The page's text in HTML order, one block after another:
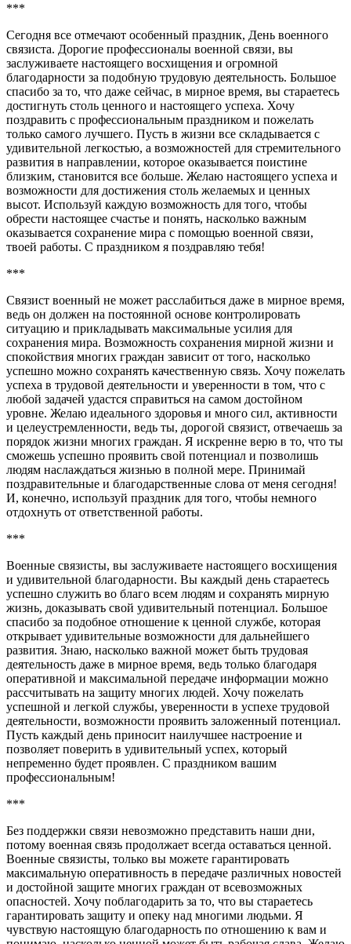
***
Сегодня все отмечают особенный праздник, День военного
связиста. Дорогие профессионалы военной связи, вы
заслуживаете настоящего восхищения и огромной
благодарности за подобную трудовую деятельность. Большое
спасибо за то, что даже сейчас, в мирное время, вы стараетесь
достигнуть столь ценного и настоящего успеха. Хочу
поздравить с профессиональным праздником и пожелать
только самого лучшего. Пусть в жизни все складывается с
удивительной легкостью, а возможностей для стремительного
развития в направлении, которое оказывается поистине
близким, становится все больше. Желаю настоящего успеха и
возможности для достижения столь желаемых и ценных
высот. Используй каждую возможность для того, чтобы
обрести настоящее счастье и понять, насколько важным
оказывается сохранение мира с помощью военной связи,
твоей работы. С праздником я поздравляю тебя!
***
Связист военный не может расслабиться даже в мирное время,
ведь он должен на постоянной основе контролировать
ситуацию и прикладывать максимальные усилия для
сохранения мира. Возможность сохранения мирной жизни и
спокойствия многих граждан зависит от того, насколько
успешно можно сохранять качественную связь. Хочу пожелать
успеха в трудовой деятельности и уверенности в том, что с
любой задачей удастся справиться на самом достойном
уровне. Желаю идеального здоровья и много сил, активности
и целеустремленности, ведь ты, дорогой связист, отвечаешь за
порядок жизни многих граждан. Я искренне верю в то, что ты
сможешь успешно проявить свой потенциал и позволишь
людям наслаждаться жизнью в полной мере. Принимай
поздравительные и благодарственные слова от меня сегодня!
И, конечно, используй праздник для того, чтобы немного
отдохнуть от ответственной работы.
***
Военные связисты, вы заслуживаете настоящего восхищения
и удивительной благодарности. Вы каждый день стараетесь
успешно служить во благо всем людям и сохранять мирную
жизнь, доказывать свой удивительный потенциал. Большое
спасибо за подобное отношение к ценной службе, которая
открывает удивительные возможности для дальнейшего
развития. Знаю, насколько важной может быть трудовая
деятельность даже в мирное время, ведь только благодаря
оперативной и максимальной передаче информации можно
рассчитывать на защиту многих людей. Хочу пожелать
успешной и легкой службы, уверенности в успехе трудовой
деятельности, возможности проявить заложенный потенциал.
Пусть каждый день приносит наилучшее настроение и
позволяет поверить в удивительный успех, который
непременно будет проявлен. С праздником вашим
профессиональным!
***
Без поддержки связи невозможно представить наши дни,
потому военная связь продолжает всегда оставаться ценной.
Военные связисты, только вы можете гарантировать
максимальную оперативность в передаче различных новостей
и достойной защите многих граждан от всевозможных
опасностей. Хочу поблагодарить за то, что вы стараетесь
гарантировать защиту и опеку над многими людьми. Я
чувствую настоящую благодарность по отношению к вам и